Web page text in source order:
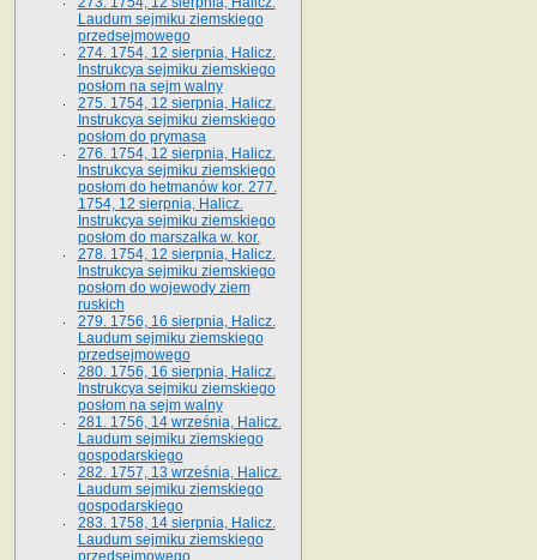
Laudum sejmiku ziemskiego
przedsejmowego
274. 1754, 12 sierpnia, Halicz.
Instrukcya sejmiku ziemskiego
posłom na sejm walny
275. 1754, 12 sierpnia, Halicz.
Instrukcya sejmiku ziemskiego
posłom do prymasa
276. 1754, 12 sierpnia, Halicz.
Instrukcya sejmiku ziemskiego
posłom do hetmanów kor. 277.
1754, 12 sierpnia, Halicz.
Instrukcya sejmiku ziemskiego
posłom do marszałka w. kor.
278. 1754, 12 sierpnia, Halicz.
Instrukcya sejmiku ziemskiego
posłom do wojewody ziem
ruskich
279. 1756, 16 sierpnia, Halicz.
Laudum sejmiku ziemskiego
przedsejmowego
280. 1756, 16 sierpnia, Halicz.
Instrukcya sejmiku ziemskiego
posłom na sejm walny
281. 1756, 14 września, Halicz.
Laudum sejmiku ziemskiego
gospodarskiego
282. 1757, 13 września, Halicz.
Laudum sejmiku ziemskiego
gospodarskiego
283. 1758, 14 sierpnia, Halicz.
Laudum sejmiku ziemskiego
przedsejmowego